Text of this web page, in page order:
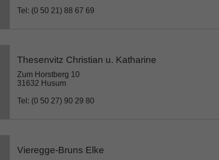
Tel: (0 50 21) 88 67 69
Thesenvitz Christian u. Katharine
Zum Horstberg 10
31632 Husum
Tel: (0 50 27) 90 29 80
Vieregge-Bruns Elke